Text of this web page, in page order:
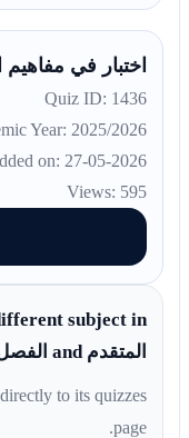
اختبار في مفاهيم
Quiz ID: 1436
Year: 2025/2026
on: 27-05-2026
Views: 595
المتقدم and الفصل الثالث
to its quizzes
page.